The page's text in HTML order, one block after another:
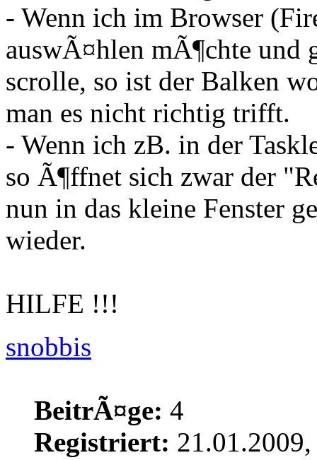
- Wenn ich im Browser
auswÃ¤hlen mÃ¶chte und
scrolle, so ist der Balken
man es nicht richtig trifft.
- Wenn ich zB. in der
so Ã¶ffnet sich zwar der
nun in das kleine Fenster
wieder.
HILFE !!!
snobbis
BeitrÃ¤ge: 4
Registriert: